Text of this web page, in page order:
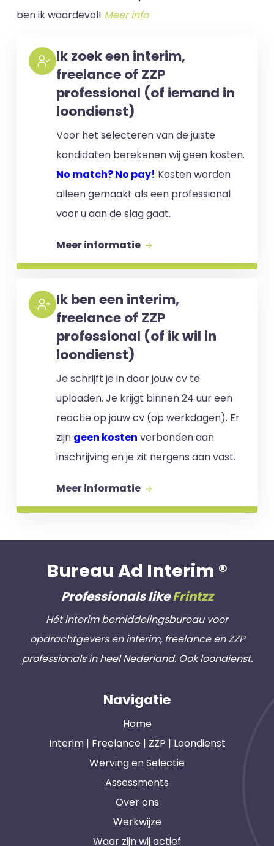
ben ik waardevol! Meer info
Ik zoek een interim,
freelance of ZZP
professional (of iemand in
loondienst)
Voor het selecteren van de juiste
kandidaten berekenen wij geen kosten.
No match? No pay! Kosten worden
alleen gemaakt als een professional
voor u aan de slag gaat.
Meer informatie
Ik ben een interim,
freelance of ZZP
professional (of ik wil in
loondienst)
Je schrijft je in door jouw cv te
uploaden. Je krijgt binnen 24 uur een
reactie op jouw cv (op werkdagen). Er
zijn geen kosten verbonden aan
inschrijving en je zit nergens aan vast.
Meer informatie
Bureau Ad Interim ®
Professionals likeFrintzz
Hét interim bemiddelingsbureau voor
opdrachtgevers en interim, freelance en ZZP
professionals in heel Nederland. Ook loondienst.
Navigatie
Home
Interim | Freelance | ZZP | Loondienst
Werving en Selectie
Assessments
Over ons
Werkwijze
Waar zijn wij actief